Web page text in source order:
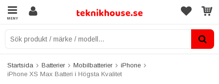
MENY
Startsida Batterier Mobilbatterier
iPhone
iPhone XS Max Batteri i Högsta Kvalitet